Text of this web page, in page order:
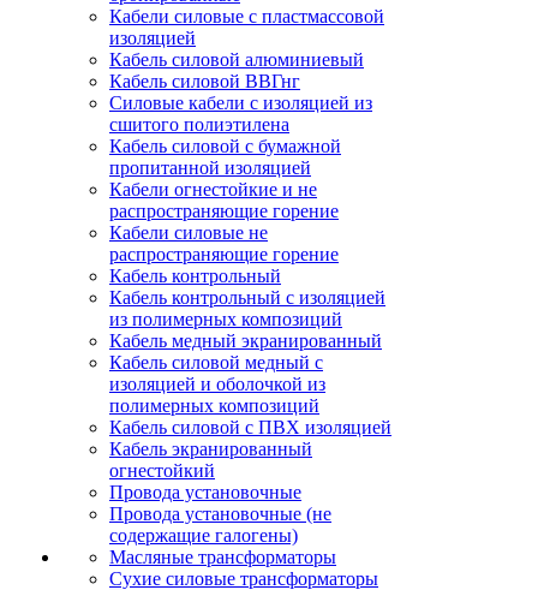
Кабели силовые с пластмассовой
изоляцией
Кабель силовой алюминиевый
Кабель силовой ВВГнг
Силовые кабели с изоляцией из
сшитого полиэтилена
Кабель силовой с бумажной
пропитанной изоляцией
Кабели огнестойкие и не
распространяющие горение
Кабели силовые не
распространяющие горение
Кабель контрольный
Кабель контрольный с изоляцией
из полимерных композиций
Кабель медный экранированный
Кабель силовой медный с
изоляцией и оболочкой из
полимерных композиций
Кабель силовой с ПВХ изоляцией
Кабель экранированный
огнестойкий
Провода установочные
Провода установочные (не
содержащие галогены)
Масляные трансформаторы
Сухие силовые трансформаторы